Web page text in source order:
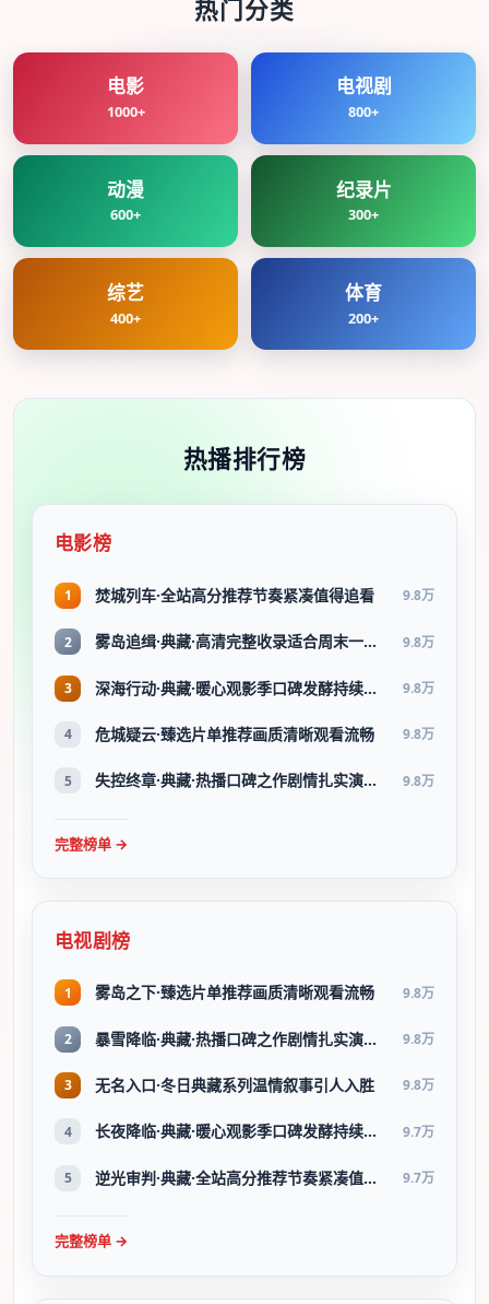
热门分类
电影
1000+
电视剧
800+
动漫
600+
纪录片
300+
综艺
400+
体育
200+
热播排行榜
电影榜
1 焚城列车·全站高分推荐节奏紧凑值得追看 9.8万
2 雾岛追缉·典藏·高清完整收录适合周末一口气刷完 9.8万
3 深海行动·典藏·暖心观影季口碑发酵持续升温 9.8万
4 危城疑云·臻选片单推荐画质清晰观看流畅 9.8万
5 失控终章·典藏·热播口碑之作剧情扎实演技在线 9.8万
完整榜单 →
电视剧榜
1 雾岛之下·臻选片单推荐画质清晰观看流畅 9.8万
2 暴雪降临·典藏·热播口碑之作剧情扎实演技在线 9.8万
3 无名入口·冬日典藏系列温情叙事引人入胜 9.8万
4 长夜降临·典藏·暖心观影季口碑发酵持续升温 9.7万
5 逆光审判·典藏·全站高分推荐节奏紧凑值得追看 9.7万
完整榜单 →